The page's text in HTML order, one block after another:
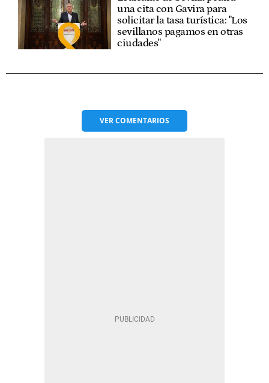
una cita con Gavira para
solicitar la tasa turística: "Los
sevillanos pagamos en otras
ciudades"
VERCOMENTARIOS